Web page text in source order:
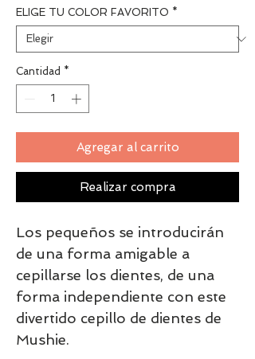
ELIGE TU COLOR FAVORITO *
Cantidad *
Agregar al carrito
Realizar compra
Los pequeños se introducirán
de una forma amigable a
cepillarse los dientes, de una
forma independiente con este
divertido cepillo de dientes de
Mushie.